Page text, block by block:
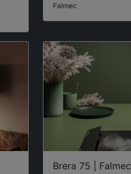
Falmec
Brera 75 | Falmec